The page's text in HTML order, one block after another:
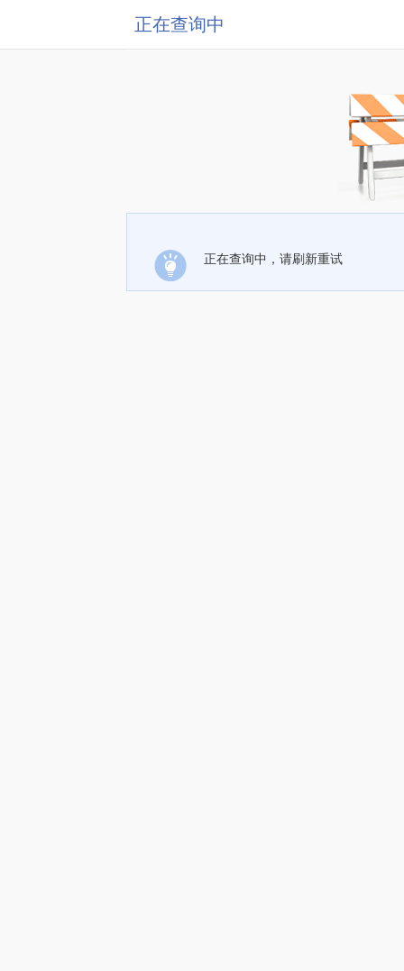
正在查询中
正在查询中，请刷新重试